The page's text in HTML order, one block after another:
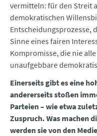
vermitteln: für den Streit
demokratischen
Entscheidungsprozesse,
Sinne eines fairen
Kompromisse, die nie
unaufgebbare
Einerseits gibt es eine
andererseits stoßen
Parteien – wie etwa
Zuspruch. Was machen
werden sie von den